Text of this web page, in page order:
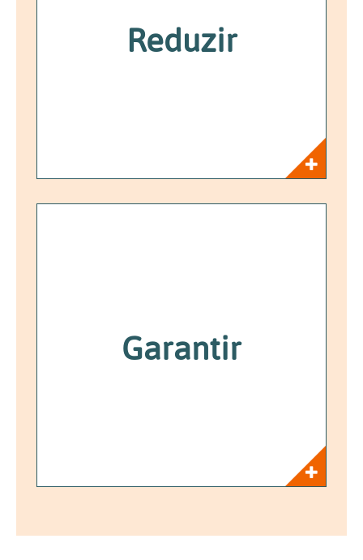
ReduzirCustos Financeiros;
Custos de Inventário;
Trabalho Administrativo.
Garantiraos trabalhadores;
Relatórios de consumo completos por